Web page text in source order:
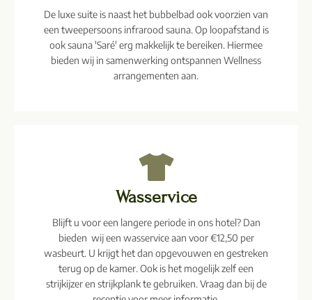
De luxe suite is naast het bubbelbad ook voorzien van
een tweepersoons infrarood sauna. Op loopafstand is
ook sauna 'Saré' erg makkelijk te bereiken. Hiermee
bieden wij in samenwerking ontspannen Wellness
arrangementen aan.
Wasservice
Blijft u voor een langere periode in ons hotel? Dan
bieden wij een wasservice aan voor €12,50 per
wasbeurt. U krijgt het dan opgevouwen en gestreken
terug op de kamer. Ook is het mogelijk zelf een
strijkijzer en strijkplank te gebruiken. Vraag dan bij de